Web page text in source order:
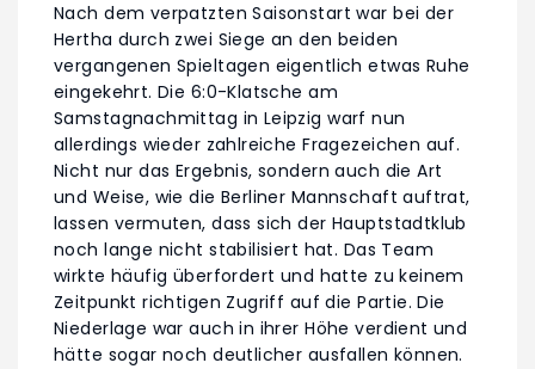
Nach dem verpatzten Saisonstart war bei der
Hertha durch zwei Siege an den beiden
vergangenen Spieltagen eigentlich etwas Ruhe
eingekehrt. Die 6:0-Klatsche am
Samstagnachmittag in Leipzig warf nun
allerdings wieder zahlreiche Fragezeichen auf.
Nicht nur das Ergebnis, sondern auch die Art
und Weise, wie die Berliner Mannschaft auftrat,
lassen vermuten, dass sich der Hauptstadtklub
noch lange nicht stabilisiert hat. Das Team
wirkte häufig überfordert und hatte zu keinem
Zeitpunkt richtigen Zugriff auf die Partie. Die
Niederlage war auch in ihrer Höhe verdient und
hätte sogar noch deutlicher ausfallen können.